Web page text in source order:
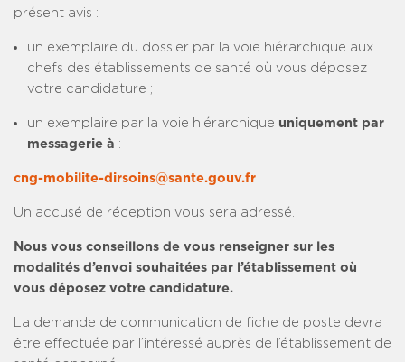
présent avis :
un exemplaire du dossier par la voie hiérarchique aux
chefs des établissements de santé où vous déposez
votre candidature ;
un exemplaire par la voie hiérarchique uniquement par
messagerie à :
cng-mobilite-dirsoins@sante.gouv.fr
Un accusé de réception vous sera adressé.
Nous vous conseillons de vous renseigner sur les
modalités d’envoi souhaitées par l’établissement où
vous déposez votre candidature.
La demande de communication de fiche de poste devra
être effectuée par l’intéressé auprès de l’établissement de